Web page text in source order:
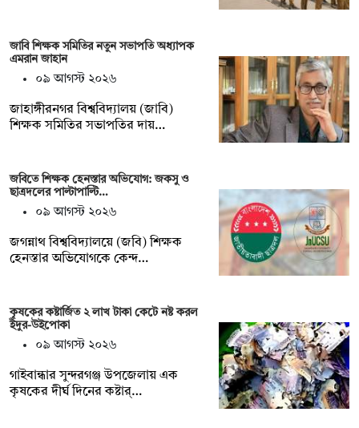
জাবি শিক্ষক সমিতির নতুন সভাপতি অধ্যাপক
এমরান জাহান
০৯ আগস্ট ২০২৬
জাহাঙ্গীরনগর বিশ্ববিদ্যালয় (জাবি)
শিক্ষক সমিতির সভাপতির দায়…
জবিতে শিক্ষক হেনস্তার অভিযোগ: জকসু ও
ছাত্রদলের পাল্টাপাল্টি…
০৯ আগস্ট ২০২৬
জগন্নাথ বিশ্ববিদ্যালয়ে (জবি) শিক্ষক
হেনস্তার অভিযোগকে কেন্দ…
কৃষকের কষ্টার্জিত ২ লাখ টাকা কেটে নষ্ট করল
ইঁদুর-উইপোকা
০৯ আগস্ট ২০২৬
গাইবান্ধার সুন্দরগঞ্জ উপজেলায় এক
কৃষকের দীর্ঘ দিনের কষ্টার্…